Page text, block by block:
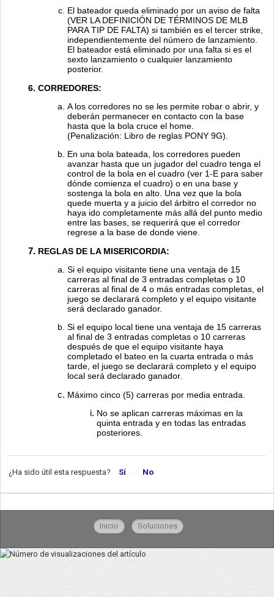
El bateador queda eliminado por un aviso de falta
(VER LA DEFINICIÓN DE TÉRMINOS DE MLB
PARA TIP DE FALTA) si también es el tercer strike,
independientemente del número de lanzamiento.
El bateador está eliminado por una falta si es el
sexto lanzamiento o cualquier lanzamiento
posterior.
CORREDORES:
A los corredores no se les permite robar o abrir, y
deberán permanecer en contacto con la base
hasta que la bola cruce el home.
(Penalización: Libro de reglas PONY 9G).
En una bola bateada, los corredores pueden
avanzar hasta que un jugador del cuadro tenga el
control de la bola en el cuadro (ver 1-E para saber
dónde comienza el cuadro) o en una base y
sostenga la bola en alto. Una vez que la bola
quede muerta y a juicio del árbitro el corredor no
haya ido completamente más allá del punto medio
entre las bases, se requerirá que el corredor
regrese a la base de donde viene.
REGLAS DE LA MISERICORDIA:
Si el equipo visitante tiene una ventaja de 15
carreras al final de 3 entradas completas o 10
carreras al final de 4 o más entradas completas, el
juego se declarará completo y el equipo visitante
será declarado ganador.
Si el equipo local tiene una ventaja de 15 carreras
al final de 3 entradas completas o 10 carreras
después de que el equipo visitante haya
completado el bateo en la cuarta entrada o más
tarde, el juego se declarará completo y el equipo
local será declarado ganador.
Máximo cinco (5) carreras por media entrada.
No se aplican carreras máximas en la
quinta entrada y en todas las entradas
posteriores.
¿Ha sido útil esta respuesta? Sí No
Inicio Soluciones